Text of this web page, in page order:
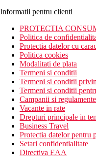
Informatii pentru clienti
PROTECTIA
Politica de
Protectia datelor cu
Politica cookies
Modalitati de plata
Termeni si conditii
Termeni si conditii
Termeni si conditii
Campanii si regulamente
Vacante in rate
Drepturi principale in
Business Travel
Protectia datelor pentru
Setari confidentialitate
Directiva EAA